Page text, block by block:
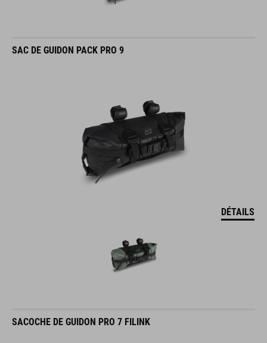
SAC DE GUIDON PACK PRO 9
DÉTAILS
SACOCHE DE GUIDON PRO 7 FILINK